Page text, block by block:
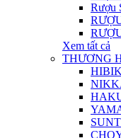
Rượu
Xem tất cả
THƯƠNG